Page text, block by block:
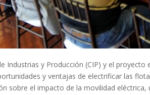
Industrias y Producción (CIP) y el
y ventajas de electrificar las
sobre el impacto de la movilidad